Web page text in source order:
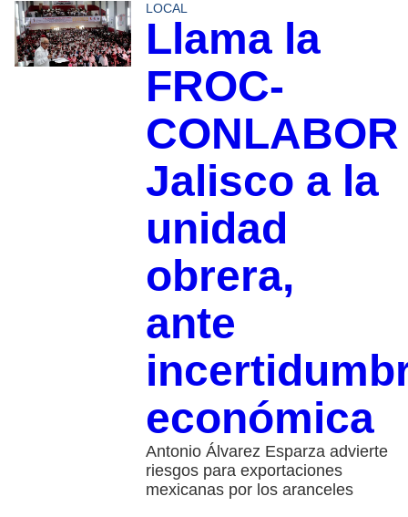
LOCAL
Llama la
FROC-
CONLABOR
Jalisco a la
unidad
obrera,
ante
económica
Antonio Álvarez Esparza advierte
riesgos para exportaciones
mexicanas por los aranceles